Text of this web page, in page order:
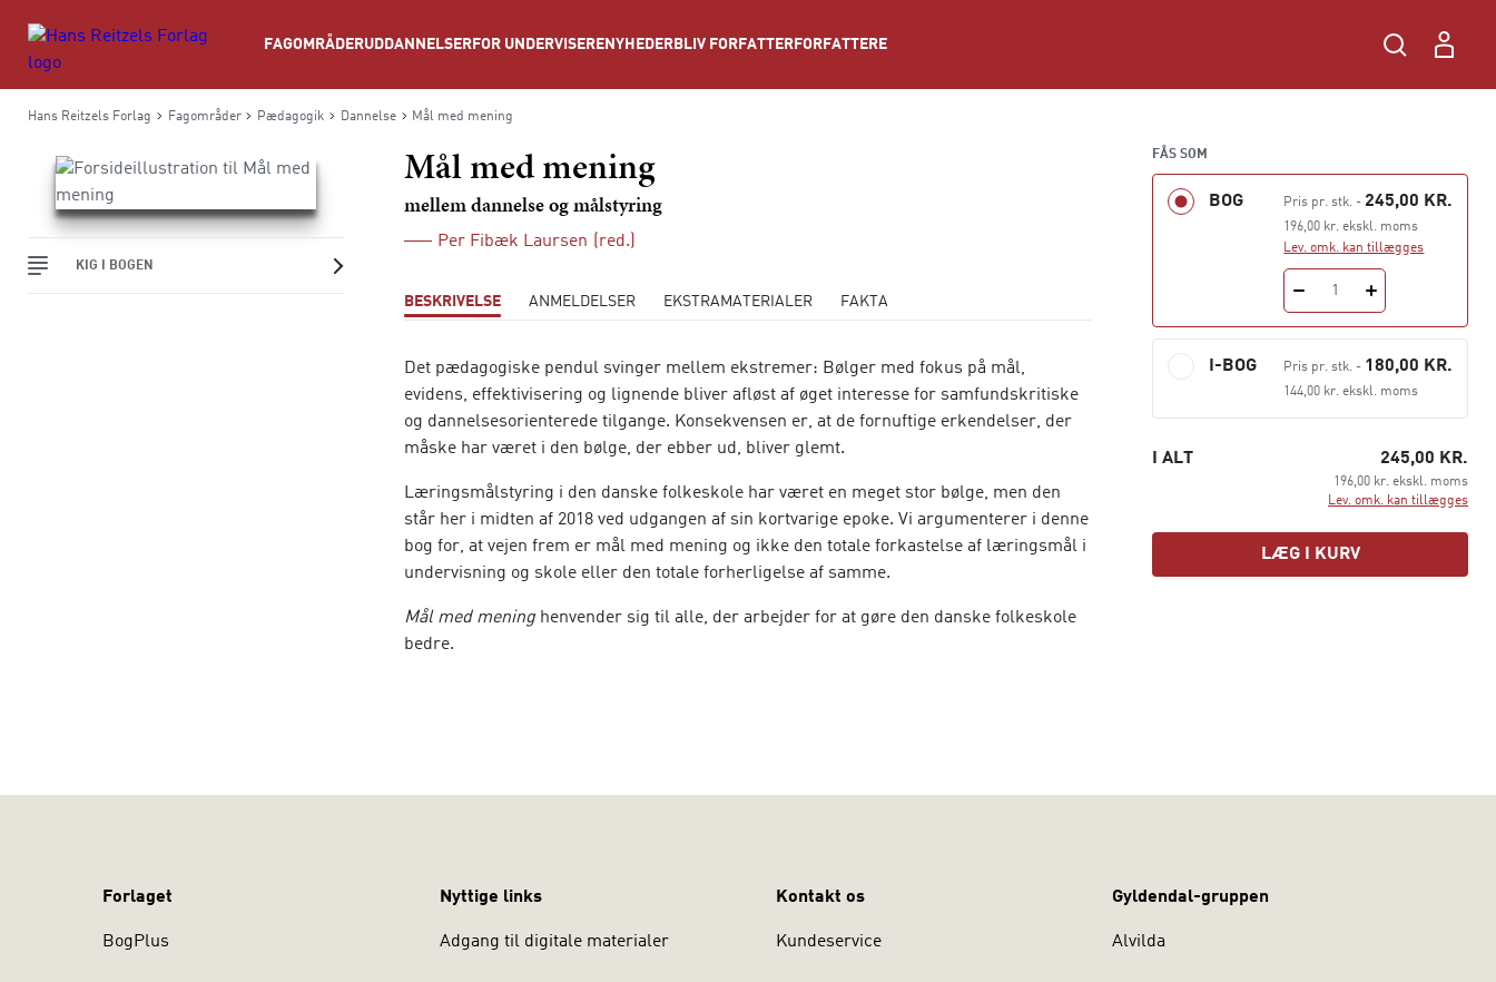
FAGOMRÅDERUDDANNELSER FOR UNDERVISERE NYHEDER BLIV FORFATTER FORFATTERE
Hans Reitzels Forlag Fagområder Pædagogik Dannelse Mål med mening
KIG I BOGEN
Mål med mening
mellem dannelse og målstyring
Per Fibæk Laursen (red.)
BESKRIVELSE ANMELDELSER EKSTRAMATERIALER FAKTA
Det pædagogiske pendul svinger mellem ekstremer: Bølger med fokus på mål,
evidens, effektivisering og lignende bliver afløst af øget interesse for samfundskritiske
og dannelsesorienterede tilgange. Konsekvensen er, at de fornuftige erkendelser, der
måske har været i den bølge, der ebber ud, bliver glemt.
Læringsmålstyring i den danske folkeskole har været en meget stor bølge, men den
står her i midten af 2018 ved udgangen af sin kortvarige epoke. Vi argumenterer i denne
bog for, at vejen frem er mål med mening og ikke den totale forkastelse af læringsmål i
undervisning og skole eller den totale forherligelse af samme.
Mål med mening henvender sig til alle, der arbejder for at gøre den danske folkeskole
bedre.
dannelse.
FÅS SOM
BOG Pris pr. stk. - 245,00 KR.
196,00 kr. ekskl. moms
Lev. omk. kan tillægges
1
I-BOG Pris pr. stk. - 180,00 KR.
144,00 kr. ekskl. moms
I ALT 245,00 KR.
196,00 kr. ekskl. moms
Lev. omk. kan tillægges
LÆG I KURV
Forlaget
BogPlus
Nyttige links
Adgang til digitale materialer
Kontakt os
Kundeservice
Gyldendal-gruppen
Alvilda